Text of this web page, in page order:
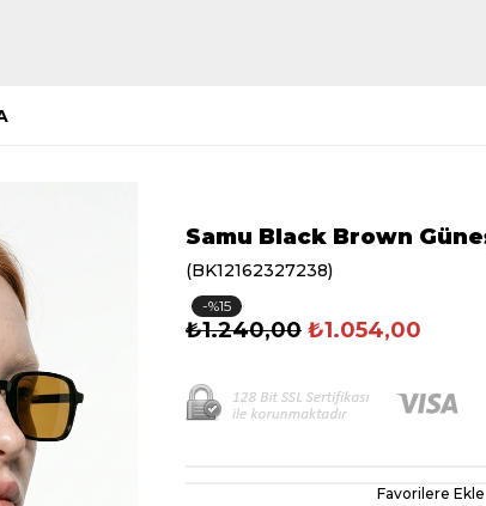
Samu Black Brown
(BK12162327238)
15
₺1.240,00 ₺1.054,00
Favorilere Ekle